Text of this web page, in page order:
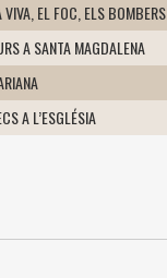
EL FOC, ELS BOMBERS
A SANTA MAGDALENA
A L’ESGLÉSIA